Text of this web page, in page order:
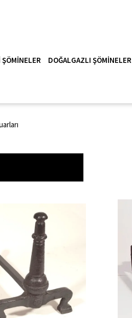
DOĞALGAZLI ŞÖMINELER